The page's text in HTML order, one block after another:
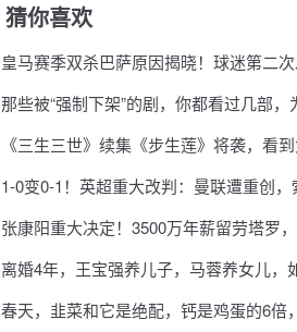
猜你喜欢
皇马赛季双杀巴萨原因揭晓！球迷第二
那些被“强制下架”的剧，你都看过几部，
《三生三世》续集《步生莲》将袭，看
1-0变0-1！英超重大改判：曼联遭重创
张康阳重大决定！3500万年薪留劳塔罗
离婚4年，王宝强养儿子，马蓉养女儿，
春天，韭菜和它是绝配，钙是鸡蛋的6倍